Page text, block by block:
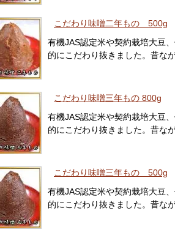
こだわり味噌二年もの 500g
有機JAS認定米や契約栽培大豆
的にこだわり抜きました。昔な
こだわり味噌三年もの 800g
有機JAS認定米や契約栽培大豆
的にこだわり抜きました。昔な
こだわり味噌三年もの 500g
有機JAS認定米や契約栽培大豆
的にこだわり抜きました。昔な